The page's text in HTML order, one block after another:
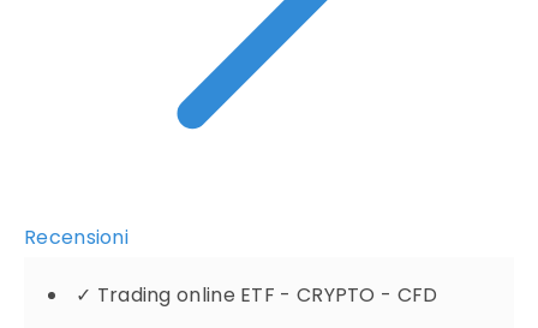
Recensioni
✓ Trading online ETF - CRYPTO - CFD